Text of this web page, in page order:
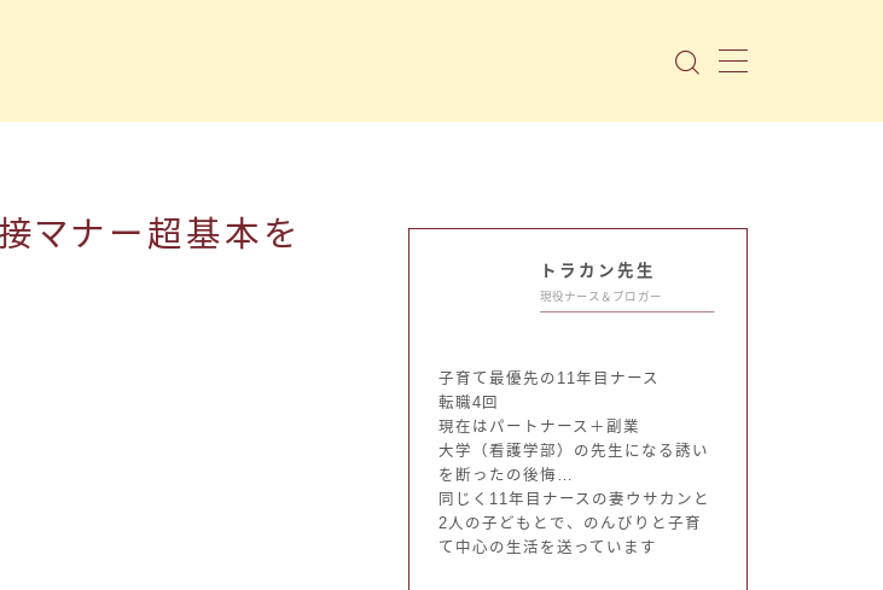
マナー超基本を
トラカン先生
現役ナース＆ブロガー
子育て最優先の11年目ナース
転職4回
現在はパートナース＋副業
大学（看護学部）の先生になる誘い
を断ったの後悔…
同じく11年目ナースの妻ウサカンと
2人の子どもとで、のんびりと子育
て中心の生活を送っています